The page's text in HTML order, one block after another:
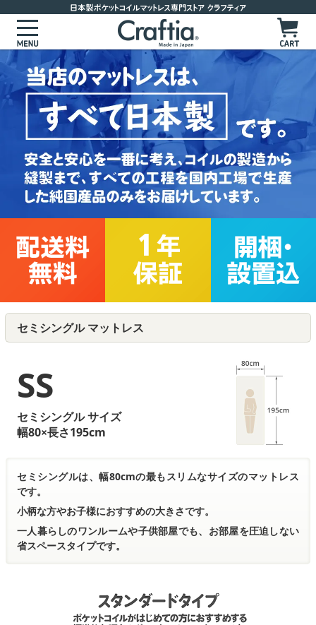
マットレスを選ぶ
サイズからマットレスを選ぶ
かたさからマットレスを選ぶ
かためのマットレス
ややかためのマットレス
標準的な硬さのマットレス
お客様の声
よくあるご質問
製品ラインナップ
ポケットコイルマットレス
セレクトオーダーマットレス
ピロートップ
ベッドパッド
納期について
お買い物ガイド
お問い合わせ
マイページにログイン
日本製ポケットコイルマットレス専門ストア Craftia | © 2009 -
セミシングル マットレス
SS
セミシングル サイズ
幅80×長さ195cm
セミシングルは、幅80cmの最もスリムなサイズのマットレス
です。
小柄な方やお子様におすすめの大きさです。
一人暮らしのワンルームや子供部屋でも、お部屋を圧迫しない
省スペースタイプです。